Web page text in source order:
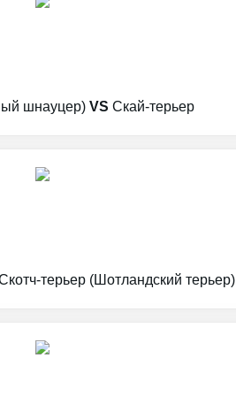
шнауцер) VS Скай-терьер
терьер (Шотландский терьер)